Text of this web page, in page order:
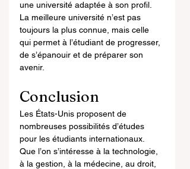
une université adaptée à son profil.
La meilleure université n’est pas
toujours la plus connue, mais celle
qui permet à l’étudiant de progresser,
de s’épanouir et de préparer son
avenir.
Conclusion
Les États-Unis proposent de
nombreuses possibilités d’études
pour les étudiants internationaux.
Que l’on s’intéresse à la technologie,
à la gestion, à la médecine, au droit,